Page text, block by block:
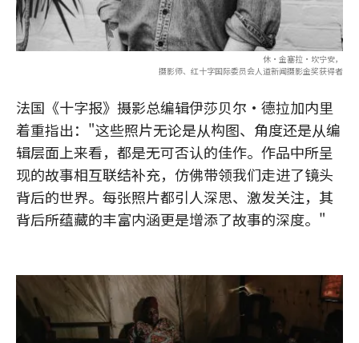
休·金塞拉·坎宁安，
摄影师、红十字国际委员会人道新闻摄影金奖获得者
法国《十字报》摄影总编辑伊莎贝尔·德拉加内里
着重指出："这些照片无论是从构图、角度还是从编
辑层面上来看，都是无可否认的佳作。作品中所呈
现的故事相互联结补充，仿佛带领我们走进了镜头
背后的世界。每张照片都引人深思、激发关注，其
背后所蕴藏的丰富内涵更是增添了故事的深度。"